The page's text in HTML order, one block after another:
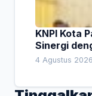
KNPI Kota
Sinergi
DPRD
4 Agustus 2026